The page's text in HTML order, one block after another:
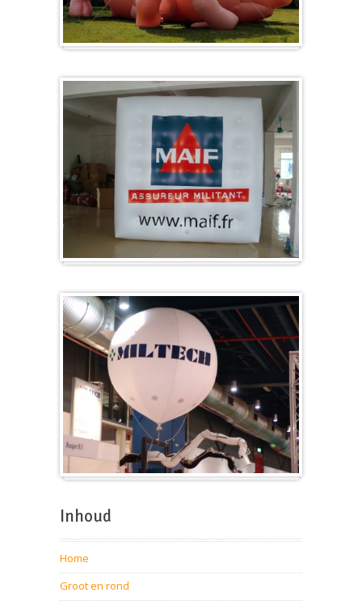
Inhoud
Home
Groot en rond